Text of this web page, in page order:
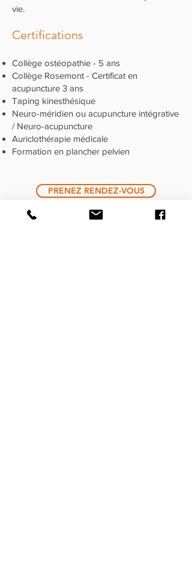
vie.
Certifications
Collège ostéopathie - 5 ans
Collège Rosemont - Certificat en
acupuncture 3 ans
Taping kinesthésique
Neuro-méridien ou acupuncture intégrative
/ Neuro-acupuncture
Auriclothérapie médicale
Formation en plancher pelvien
PRENEZ RENDEZ-VOUS